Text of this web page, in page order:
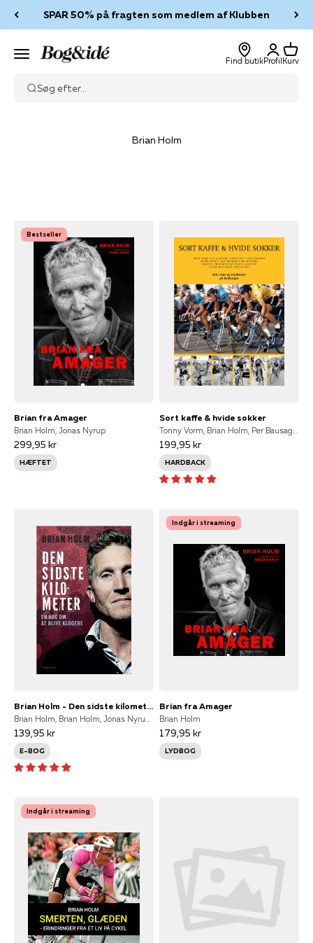
SPAR 50% på fragten som medlem af Klubben
Menu Bog & idé
Find butik
Log ind
Profil
Kurv
Kurv
Søg efter...
Brian Holm
Bestseller
Brian fra Amager
Brian Holm, Jonas Nyrup
299,95 kr
HÆFTET
Sort kaffe & hvide sokker
Tonny Vorm, Brian Holm, Per Bausager, Bjarne Riis, Rolf Sørensen, Jesper Skibby, Jens Veggerby, Jesper Worre, Jørgen V. Pedersen, Dan Frost, Jakob Piil, Jørgen Marcussen, Thomas Bay, I samarbejde med Tonny Vorm, Jørgen V. Petersen, Michel Marcussen
199,95 kr
HARDBACK
Brian Holm - Den sidste kilometer
Brian Holm, Brian Holm, Jonas Nyrup, Brian Holm og Jonas Nyrup, Jonas Nyrop
139,95 kr
E-BOG
Indgår i streaming
Brian fra Amager
Brian Holm
179,95 kr
LYDBOG
Indgår i streaming